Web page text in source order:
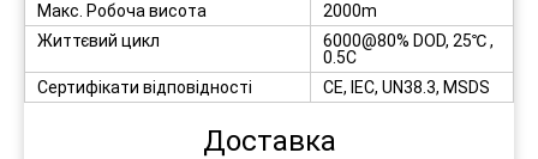
Макс. Робоча висота
2000m
Життєвий цикл
6000@80% DOD, 25℃ ,
0.5C
Сертифікати відповідності
CE, IEC, UN38.3, MSDS
Доставка